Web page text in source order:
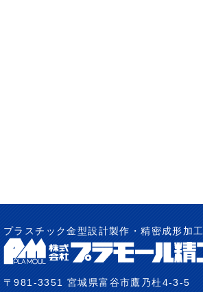
プラスチック金型設計製作・精密成形加工
〒981-3351 宮城県富谷市鷹乃杜4-3-5